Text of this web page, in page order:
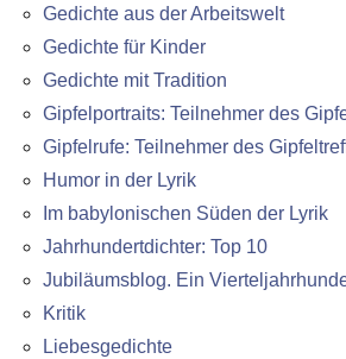
Gedichte aus der Arbeitswelt
Gedichte für Kinder
Gedichte mit Tradition
Gipfelportraits: Teilnehmer des
Gipfelrufe: Teilnehmer des
Humor in der Lyrik
Im babylonischen Süden der Lyrik
Jahrhundertdichter: Top 10
Jubiläumsblog. Ein
Kritik
Liebesgedichte